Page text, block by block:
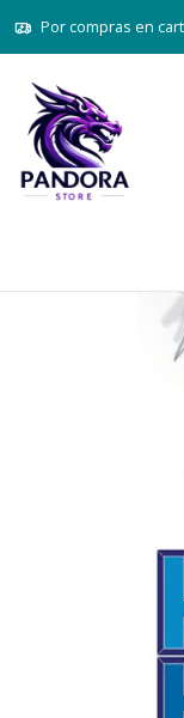
Por compras en